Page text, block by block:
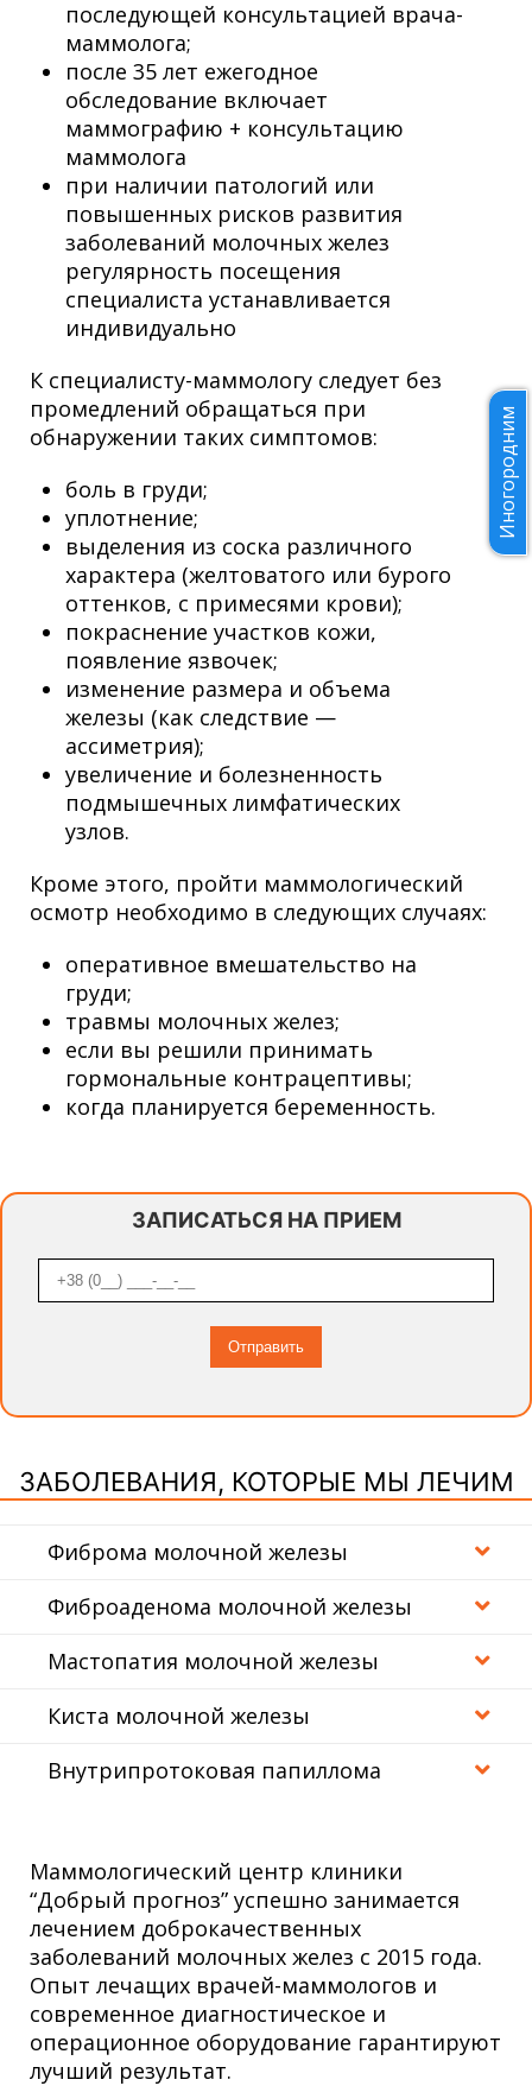
последующей консультацией врача-
маммолога;
после 35 лет ежегодное
обследование включает
маммографию + консультацию
маммолога
при наличии патологий или
повышенных рисков развития
заболеваний молочных желез
регулярность посещения
специалиста устанавливается
индивидуально
К специалисту-маммологу следует без
промедлений обращаться при
обнаружении таких симптомов:
боль в груди;
уплотнение;
выделения из соска различного
характера (желтоватого или бурого
оттенков, с примесями крови);
покраснение участков кожи,
появление язвочек;
изменение размера и объема
железы (как следствие —
ассиметрия);
увеличение и болезненность
подмышечных лимфатических
узлов.
Кроме этого, пройти маммологический
осмотр необходимо в следующих случаях:
оперативное вмешательство на
груди;
травмы молочных желез;
если вы решили принимать
гормональные контрацептивы;
когда планируется беременность.
ЗАПИСАТЬСЯ НА ПРИЕМ
ЗАБОЛЕВАНИЯ, КОТОРЫЕ МЫ ЛЕЧИМ
Фиброма молочной железы
Фиброаденома молочной железы
Мастопатия молочной железы
Киста молочной железы
Внутрипротоковая папиллома
Маммологический центр клиники
“Добрый прогноз” успешно занимается
лечением доброкачественных
заболеваний молочных желез с 2015 года.
Опыт лечащих врачей-маммологов и
современное диагностическое и
операционное оборудование гарантируют
лучший результат.
Иногородним